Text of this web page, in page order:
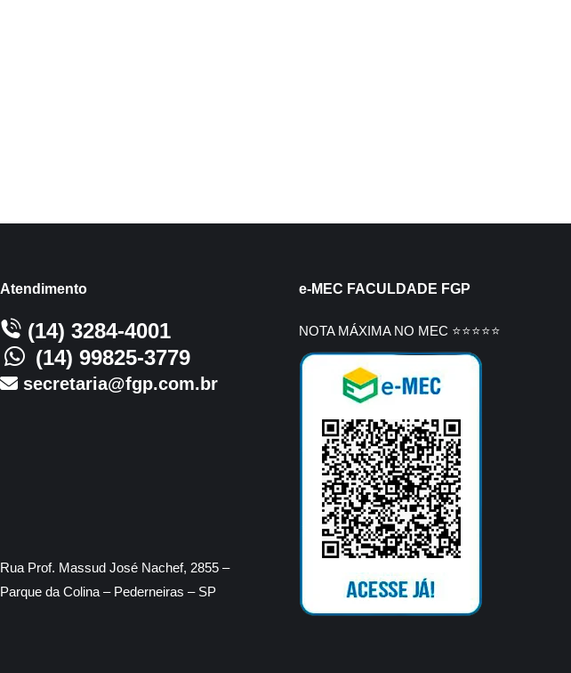
Atendimento
(14) 3284-4001
(14) 99825-3779
secretaria@fgp.com.br
Rua Prof. Massud José Nachef, 2855 –
Parque da Colina – Pederneiras – SP
e-MEC FACULDADE FGP
NOTA MÁXIMA NO MEC ⭐⭐⭐⭐⭐